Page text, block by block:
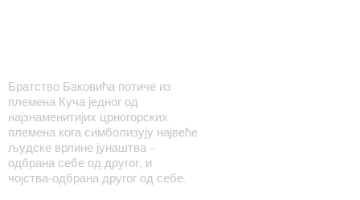
Братство Баковића потиче из
племена Куча једног од
најзнаменитијих црногорских
племена кога симболизују највеће
људске врлине јунаштва –
одбрана себе од другог, и
чојства-одбрана другог од себе.